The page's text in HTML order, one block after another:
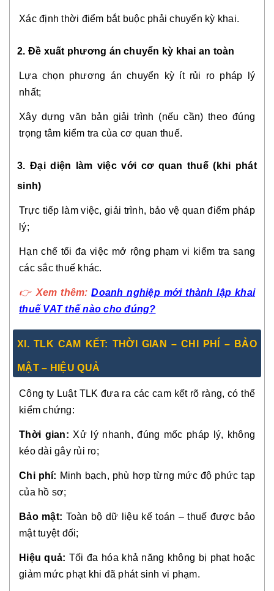
Xác định thời điểm bắt buộc phải chuyển kỳ khai.
2. Đề xuất phương án chuyển kỳ khai an toàn
Lựa chọn phương án chuyển kỳ ít rủi ro pháp lý
nhất;
Xây dựng văn bản giải trình (nếu cần) theo đúng
trọng tâm kiểm tra của cơ quan thuế.
3. Đại diện làm việc với cơ quan thuế (khi phát
sinh)
Trực tiếp làm việc, giải trình, bảo vệ quan điểm pháp
lý;
Hạn chế tối đa việc mở rộng phạm vi kiểm tra sang
các sắc thuế khác.
👉 Xem thêm: Doanh nghiệp mới thành lập khai
thuế VAT thế nào cho đúng?
XI. TLK CAM KẾT: THỜI GIAN – CHI PHÍ – BẢO
MẬT – HIỆU QUẢ
Công ty Luật TLK đưa ra các cam kết rõ ràng, có thể
kiểm chứng:
Thời gian: Xử lý nhanh, đúng mốc pháp lý, không
kéo dài gây rủi ro;
Chi phí: Minh bạch, phù hợp từng mức độ phức tạp
của hồ sơ;
Bảo mật: Toàn bộ dữ liệu kế toán – thuế được bảo
mật tuyệt đối;
Hiệu quả: Tối đa hóa khả năng không bị phạt hoặc
giảm mức phạt khi đã phát sinh vi phạm.